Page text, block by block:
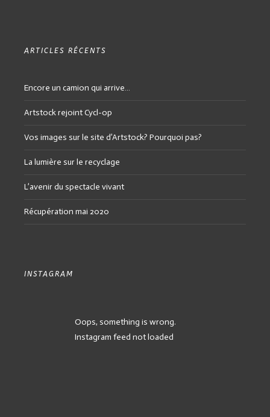
ARTICLES RÉCENTS
Encore un camion qui arrive…
Artstock rejoint Cycl-op
Vos images sur le site d’Artstock? Pourquoi pas?
La lumière sur le recyclage
L’avenir du spectacle vivant
Récupération mai 2020
INSTAGRAM
Oops, something is wrong.
Instagram feed not loaded